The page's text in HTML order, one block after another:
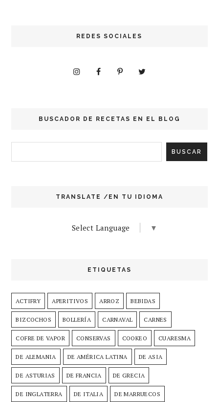
REDES SOCIALES
BUSCADOR DE RECETAS EN EL BLOG
TRANSLATE /EN TU IDIOMA
Select Language ▼
ETIQUETAS
ACTIFRY APERITIVOS ARROZ BEBIDAS
BIZCOCHOS BOLLERÍA CARNAVAL CARNES
COFRE DE VAPOR CONSERVAS COOKEO CUARESMA
DE ALEMANIA DE AMÉRICA LATINA DE ASIA
DE ASTURIAS DE FRANCIA DE GRECIA
DE INGLATERRA DE ITALIA DE MARRUECOS